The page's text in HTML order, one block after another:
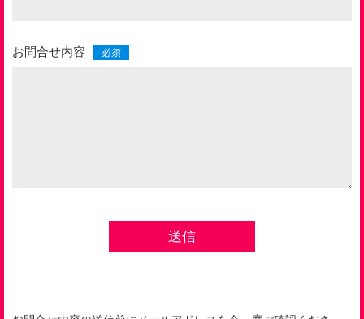
お問合せ内容